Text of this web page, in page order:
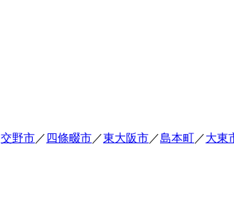
交野市／ 四條畷市／東大阪市／島本町／大東